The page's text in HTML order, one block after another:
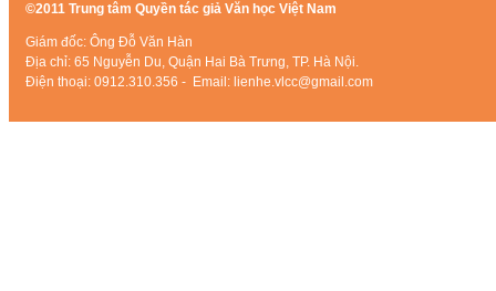
©2011 Trung tâm Quyền tác giả Văn học Việt Nam
Giám đốc: Ông Đỗ Văn Hàn
Địa chỉ: 65 Nguyễn Du, Quận Hai Bà Trưng, TP. Hà Nội.
Điện thoại: 0912.310.356 - Email: lienhe.vlcc@gmail.com